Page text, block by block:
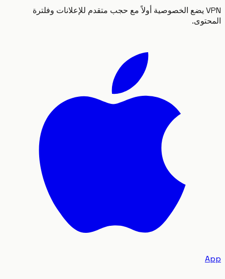
VPN يضع الخصوصية أولاً مع حجب متقدم للإعلانات وفلترة